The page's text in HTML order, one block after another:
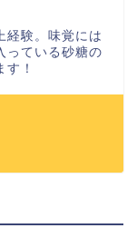
経験。味覚には
っている砂糖の
！